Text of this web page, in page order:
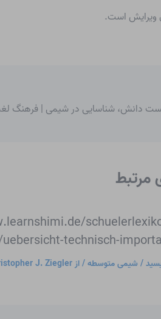
ویرایش است.
دانش، شناسایی در شیمی | فرهنگ
مرتبط
technisch-
/ شیمی متوسطه/ ازJ. Ziegler